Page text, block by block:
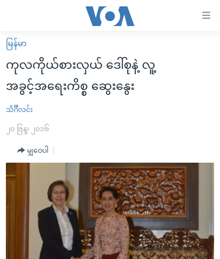
လွယ်ကူ
စေ
Link
များ
ပင်မ
ကြည့်
ညွန်း
မူလစာမျက်နှာ
မြန်မာ
ကမ္ဘာ့သတင်းများ
နိုင်ငံတကာ
အမေရိကန်
အစ္စရေး-ပါလက်စတိုင်း
ဗွီဒီယို
သတင်းလွတ်လပ်ခွင့်
အင်္ဂလိပ်စာလေ့လာမယ်
မကြေးမုံရဲ့ အင်္ဂလိပ်စာ
ရုပ်ရှင်ထဲက အင်္ဂလိပ်စာ
သုတပဒေသာ အင်္ဂလိပ်စာ
အပတ်စဉ်ကဏ္ဍများ
ရေဒီယိုနှင့်ရုပ်သံ အချက်အလက်များ
ရေဒီယို/တီဗွီအစီအစဉ်
Learning English
မြန်မာ
ကုလကိုယ်စားလှယ် ဒေါ်စုနဲ့ လူ့
အခွင့်အရေးကိစ္စ ဆွေးနွေး
သိင်္ဂီလင်း
၂၀ ဇြန္၊ ၂၀၁၆
မျှဝေပါ